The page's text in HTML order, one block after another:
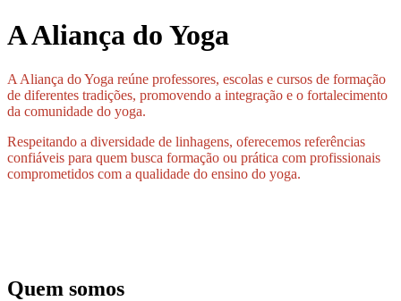
A Aliança do Yoga
A Aliança do Yoga reúne professores, escolas e cursos de formação
de diferentes tradições, promovendo a integração e o fortalecimento
da comunidade do yoga.
Respeitando a diversidade de linhagens, oferecemos referências
confiáveis para quem busca formação ou prática com profissionais
comprometidos com a qualidade do ensino do yoga.
Quem somos